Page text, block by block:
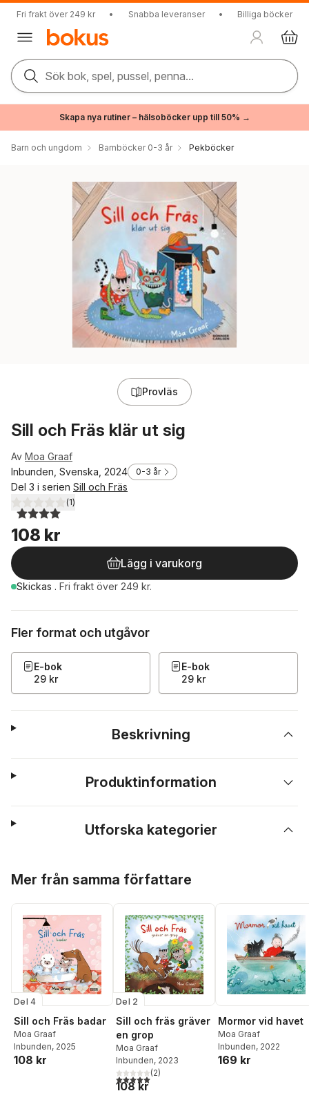
Fri frakt över 249 kr • Snabba leveranser • Billiga böcker
Sök bok, spel, pussel, penna...
Skapa nya rutiner – hälsoböcker upp till 50% →
Barn och ungdom Barnböcker 0-3 år Pekböcker
Provläs
Sill och Fräs klär ut sig
Av Moa Graaf
Inbunden, Svenska, 2024
0-3 år
Del 3 i serien Sill och Fräs
4,0utav 5 stjärnor. Totalt antal röster:
(1)
108 kr
Lägg i varukorg
Skickas . Fri frakt över 249 kr.
Fler format och utgåvor
E-bok
29 kr
E-bok
29 kr
Beskrivning
Produktinformation
Utforska kategorier
Mer från samma författare
Del 4
Sill och Fräs badar
Moa Graaf
Inbunden, 2025
108 kr
Del 2
Sill och fräs gräver
en grop
Moa Graaf
Inbunden, 2023
5,0utav 5 stjärnor. Totalt antal röster:
(2)
108 kr
Mormor vid havet
Moa Graaf
Inbunden, 2022
169 kr